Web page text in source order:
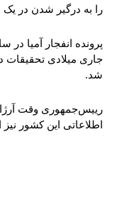
را به درگیر شدن در
جاری میلادی تحقیقات
شد.
رییس‌جمهوری وقت
اطلاعاتی این کشور